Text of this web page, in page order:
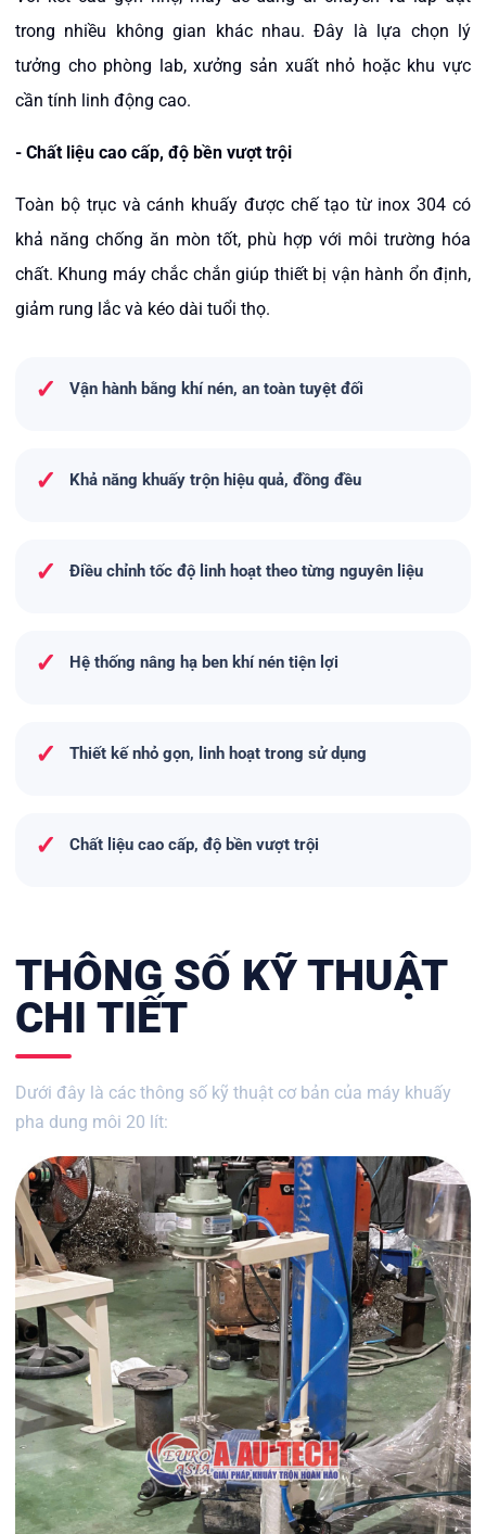
trong nhiều không gian khác nhau. Đây là lựa chọn lý
tưởng cho phòng lab, xưởng sản xuất nhỏ hoặc khu vực
cần tính linh động cao.
- Chất liệu cao cấp, độ bền vượt trội
Toàn bộ trục và cánh khuấy được chế tạo từ inox 304 có
khả năng chống ăn mòn tốt, phù hợp với môi trường hóa
chất. Khung máy chắc chắn giúp thiết bị vận hành ổn định,
giảm rung lắc và kéo dài tuổi thọ.
✓ Vận hành bằng khí nén, an toàn tuyệt đối
✓ Khả năng khuấy trộn hiệu quả, đồng đều
✓ Điều chỉnh tốc độ linh hoạt theo từng nguyên liệu
✓ Hệ thống nâng hạ ben khí nén tiện lợi
✓ Thiết kế nhỏ gọn, linh hoạt trong sử dụng
✓ Chất liệu cao cấp, độ bền vượt trội
THÔNG SỐ KỸ THUẬT
CHI TIẾT
Dưới đây là các thông số kỹ thuật cơ bản của máy khuấy
pha dung môi 20 lít: